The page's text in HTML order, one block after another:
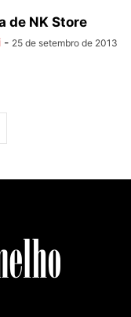
de NK Store
- 25 de setembro de 2013